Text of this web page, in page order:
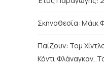
Σκηνοθεσία: Μάικ
Παίζουν: Τομ
Κόντι Φλάναγκαν,